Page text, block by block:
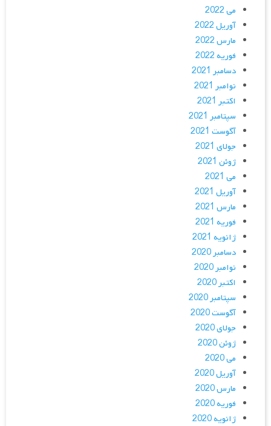
می 2022
آوریل 2022
مارس 2022
فوریه 2022
دسامبر 2021
نوامبر 2021
اکتبر 2021
سپتامبر 2021
آگوست 2021
جولای 2021
ژوئن 2021
می 2021
آوریل 2021
مارس 2021
فوریه 2021
ژانویه 2021
دسامبر 2020
نوامبر 2020
اکتبر 2020
سپتامبر 2020
آگوست 2020
جولای 2020
ژوئن 2020
می 2020
آوریل 2020
مارس 2020
فوریه 2020
ژانویه 2020